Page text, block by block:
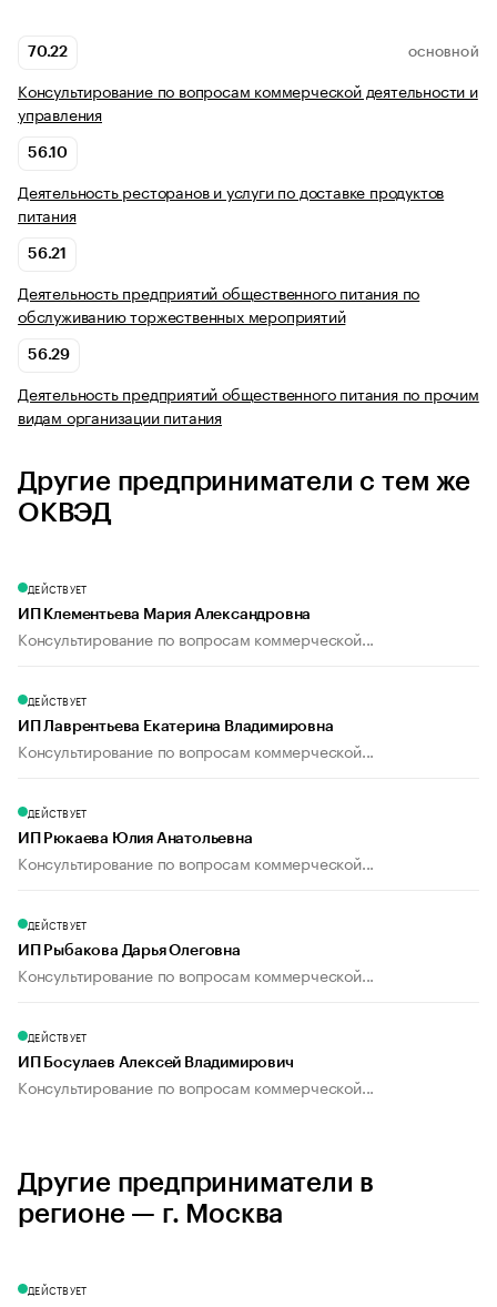
70.22 ОСНОВНОЙ
Консультирование по вопросам коммерческой деятельности и
управления
56.10
Деятельность ресторанов и услуги по доставке продуктов
питания
56.21
Деятельность предприятий общественного питания по
обслуживанию торжественных мероприятий
56.29
Деятельность предприятий общественного питания по прочим
видам организации питания
Другие предприниматели с тем же
ОКВЭД
ДЕЙСТВУЕТ
ИП Клементьева Мария Александровна
Консультирование по вопросам коммерческой...
ДЕЙСТВУЕТ
ИП Лаврентьева Екатерина Владимировна
Консультирование по вопросам коммерческой...
ДЕЙСТВУЕТ
ИП Рюкаева Юлия Анатольевна
Консультирование по вопросам коммерческой...
ДЕЙСТВУЕТ
ИП Рыбакова Дарья Олеговна
Консультирование по вопросам коммерческой...
ДЕЙСТВУЕТ
ИП Босулаев Алексей Владимирович
Консультирование по вопросам коммерческой...
Другие предприниматели в
регионе — г. Москва
ДЕЙСТВУЕТ